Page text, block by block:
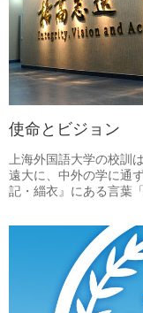
使命とビジョン
上海外国語大学の校訓
遠大に、中外の学に通
記・緇衣』にある言葉
ち志を奪うべからず、
梁・蕭統編）の言葉「
無敵に似若たり）によ
の文化を身につけ、世
が担う「中国に世界を
二重の使命を表わして